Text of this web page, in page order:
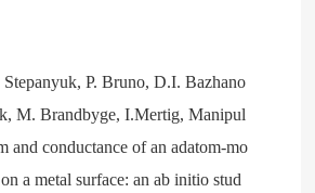
P. Bruno, D.I. Bazhano
M. Brandbyge, I.Mertig, Manipul
and conductance of an adatom-mo
a metal surface: an ab initio stud